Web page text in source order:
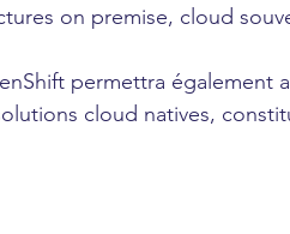
on premise, cloud
permettra également
cloud natives,